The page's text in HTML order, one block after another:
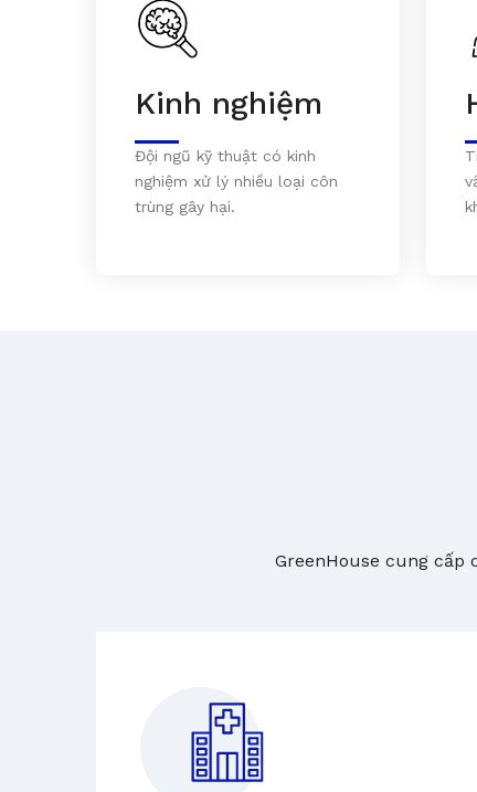
Kinh nghiệm
Đội ngũ kỹ thuật có kinh
nghiệm xử lý nhiều loại côn
trùng gây hại.
GreenHouse cung cấp